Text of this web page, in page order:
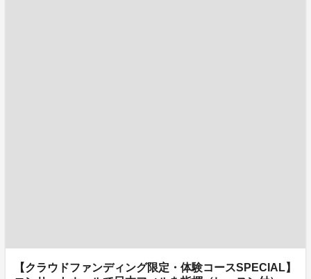
【クラウドファンディング限定・体験コースSPECIAL】